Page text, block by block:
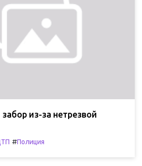
из-за нетрезвой
#Полиция